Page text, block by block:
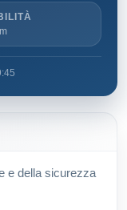
e della sicurezza